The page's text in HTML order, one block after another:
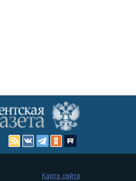
Карта сайта